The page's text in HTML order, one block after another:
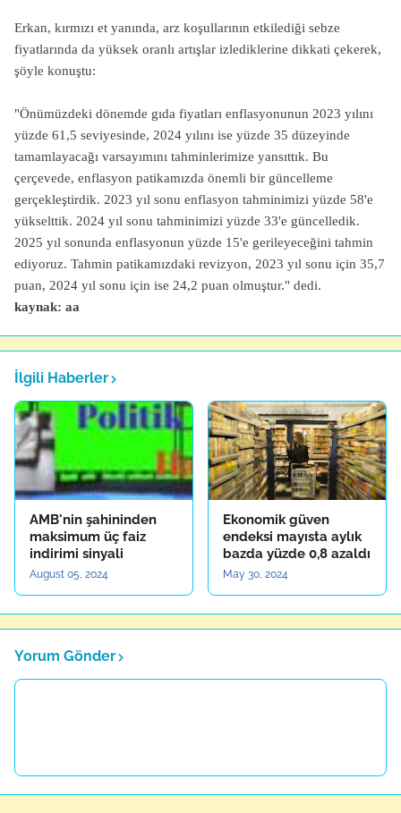
Erkan, kırmızı et yanında, arz koşullarının etkilediği sebze
fiyatlarında da yüksek oranlı artışlar izlediklerine dikkati çekerek,
şöyle konuştu:
"Önümüzdeki dönemde gıda fiyatları enflasyonunun 2023 yılını
yüzde 61,5 seviyesinde, 2024 yılını ise yüzde 35 düzeyinde
tamamlayacağı varsayımını tahminlerimize yansıttık. Bu
çerçevede, enflasyon patikamızda önemli bir güncelleme
gerçekleştirdik. 2023 yıl sonu enflasyon tahminimizi yüzde 58'e
yükselttik. 2024 yıl sonu tahminimizi yüzde 33'e güncelledik.
2025 yıl sonunda enflasyonun yüzde 15'e gerileyeceğini tahmin
ediyoruz. Tahmin patikamızdaki revizyon, 2023 yıl sonu için 35,7
puan, 2024 yıl sonu için ise 24,2 puan olmuştur." dedi.
kaynak: aa
İlgili Haberler
AMB'nin şahininden
maksimum üç faiz
indirimi sinyali
August 05, 2024
Ekonomik güven
endeksi mayısta aylık
bazda yüzde 0,8 azaldı
May 30, 2024
Yorum Gönder